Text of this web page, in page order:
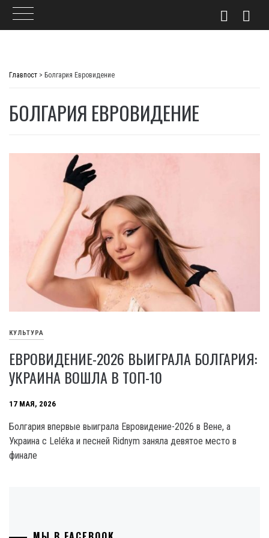
Главпост > Болгария Евровидение
БОЛГАРИЯ ЕВРОВИДЕНИЕ
КУЛЬТУРА
ЕВРОВИДЕНИЕ-2026 ВЫИГРАЛА БОЛГАРИЯ:
УКРАИНА ВОШЛА В ТОП-10
17 МАЯ, 2026
Болгария впервые выиграла Евровидение-2026 в Вене, а
Украина с Leléka и песней Ridnym заняла девятое место в
финале